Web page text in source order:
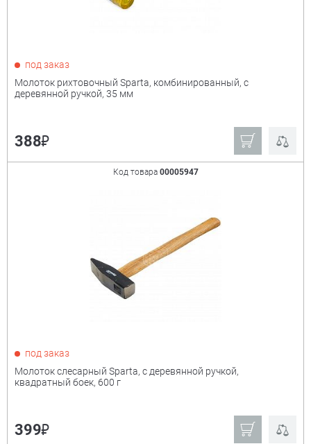
под заказ
Молоток рихтовочный Sparta, комбинированный, с
деревянной ручкой, 35 мм
388₽
Код товара 00005947
под заказ
Молоток слесарный Sparta, с деревянной ручкой,
квадратный боек, 600 г
399₽